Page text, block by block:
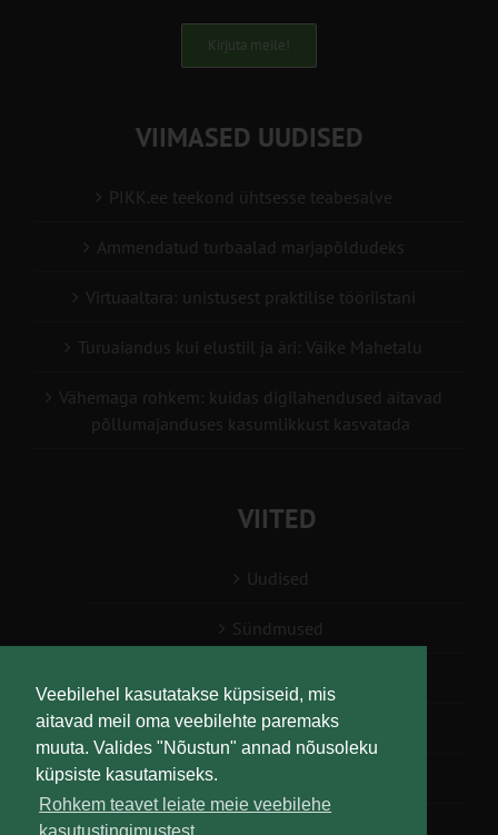
Veebilehel kasutatakse küpsiseid, mis
aitavad meil oma veebilehte paremaks
muuta. Valides "Nõustun" annad nõusoleku
küpsiste kasutamiseks.
Rohkem teavet leiate meie veebilehe
Kirjuta meile!
VIIMASED UUDISED
PIKK.ee teekond ühtsesse teabesalve
Ammendatud turbaalad marjapõldudeks
Virtuaaltara: unistusest praktilise tööriistani
Turuaiandus kui elustiil ja äri: Väike Mahetalu
Vähemaga rohkem: kuidas digilahendused aitavad
põllumajanduses kasumlikkust kasvatada
VIITED
Uudised
Sündmused
Teabesalv
Liitu uudiskirjaga